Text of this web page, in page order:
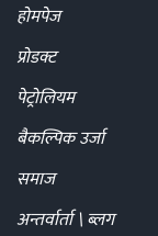
होमपेज
प्रोडक्ट
पेट्रोलियम
बैकल्पिक उर्जा
समाज
अन्तर्वार्ता \ ब्लग